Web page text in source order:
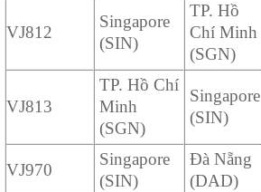
VJ812
Singapore
(SIN)
TP. Hồ
Chí Minh
(SGN)
VJ813
TP. Hồ Chí
Minh
(SGN)
Singapore
(SIN)
VJ970
Singapore
(SIN)
Đà Nẵng
(DAD)